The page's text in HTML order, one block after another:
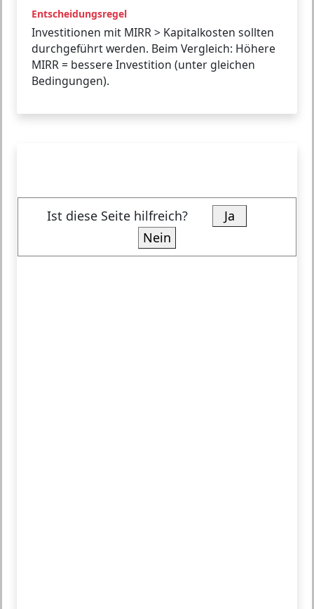
Entscheidungsregel
Investitionen mit MIRR > Kapitalkosten sollten
durchgeführt werden. Beim Vergleich: Höhere
MIRR = bessere Investition (unter gleichen
Bedingungen).
Ist diese Seite hilfreich?
Ja
Nein